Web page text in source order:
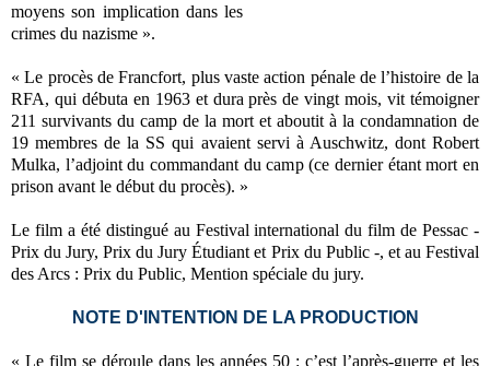
moyens son implication dans les
crimes du nazisme ».
« Le procès de Francfort, plus vaste action pénale de l’histoire de la
RFA, qui débuta en 1963 et dura près de vingt mois, vit témoigner
211 survivants du camp de la mort et aboutit à la condamnation de
19 membres de la SS qui avaient servi à Auschwitz, dont Robert
Mulka, l’adjoint du commandant du camp (ce dernier étant mort en
prison avant le début du procès). »
Le film a été distingué au Festival international du film de Pessac -
Prix du Jury, Prix du Jury Étudiant et Prix du Public -, et au Festival
des Arcs : Prix du Public, Mention spéciale du jury.
NOTE D'INTENTION DE LA PRODUCTION
« Le film se déroule dans les années 50 : c’est l’après-guerre et les